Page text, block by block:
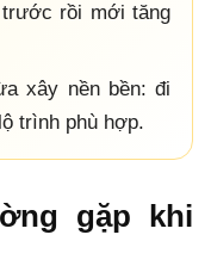
rồi mới tăng
xây nền bền: đi
trình phù hợp.
gặp khi